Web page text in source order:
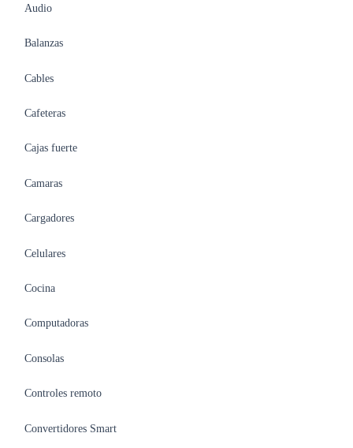
Audio
Balanzas
Cables
Cafeteras
Cajas fuerte
Camaras
Cargadores
Celulares
Cocina
Computadoras
Consolas
Controles remoto
Convertidores Smart